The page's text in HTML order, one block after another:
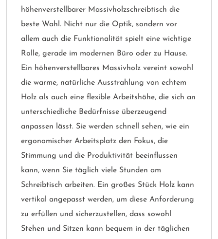
höhenverstellbarer Massivholzschreibtisch die
beste Wahl. Nicht nur die Optik, sondern vor
allem auch die Funktionalität spielt eine wichtige
Rolle, gerade im modernen Büro oder zu Hause.
Ein höhenverstellbares Massivholz vereint sowohl
die warme, natürliche Ausstrahlung von echtem
Holz als auch eine flexible Arbeitshöhe, die sich an
unterschiedliche Bedürfnisse überzeugend
anpassen lässt. Sie werden schnell sehen, wie ein
ergonomischer Arbeitsplatz den Fokus, die
Stimmung und die Produktivität beeinflussen
kann, wenn Sie täglich viele Stunden am
Schreibtisch arbeiten. Ein großes Stück Holz kann
vertikal angepasst werden, um diese Anforderung
zu erfüllen und sicherzustellen, dass sowohl
Stehen und Sitzen kann bequem in der täglichen